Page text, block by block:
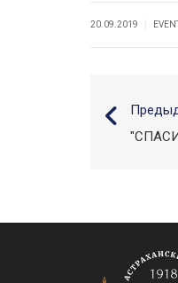
20.09.2019